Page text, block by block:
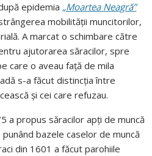
epidemia „Moartea Neagră”
mobilității muncitorilor,
A marcat o schimbare către
ajutorarea săracilor, spre
care o aveau față de mila
s-a făcut distincția între
și cei care refuzau.
a propus săracilor apți de muncă
bazele caselor de muncă
din 1601 a făcut parohiile